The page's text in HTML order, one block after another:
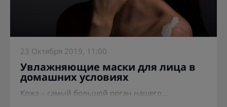
23 Октября 2019, 11:00
Увлажняющие маски для лица в
домашних условиях
Кожа – самый большой орган нашего...